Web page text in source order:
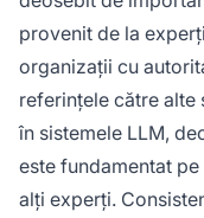
provenit de la
organizații cu
referințele către alte
în sistemele LLM,
este fundamentat
alți experți.